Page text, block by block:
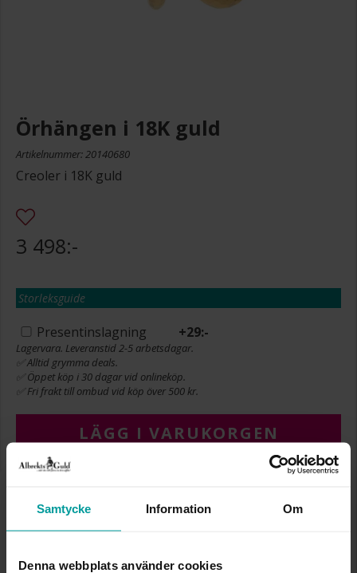
Samtycke Information Om
Denna webbplats använder cookies
Örhängen i 18K guld
Artikelnummer: 20140680
Creoler i 18K guld
3 498:-
Storleksguide
Presentinslagning +29:-
Lagervara. Leveranstid 2-5 arbetsdagar.
✅ Alltid grymma deals.
✅ Öppet köp i 30 dagar vid onlineköp.
✅ Fri frakt till ombud vid köp över 500 kr.
LÄGG I VARUKORGEN
INFO
HÖJD CA (MM)
15,11